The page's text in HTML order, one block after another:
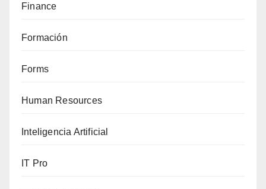
Finance
Formación
Forms
Human Resources
Inteligencia Artificial
IT Pro